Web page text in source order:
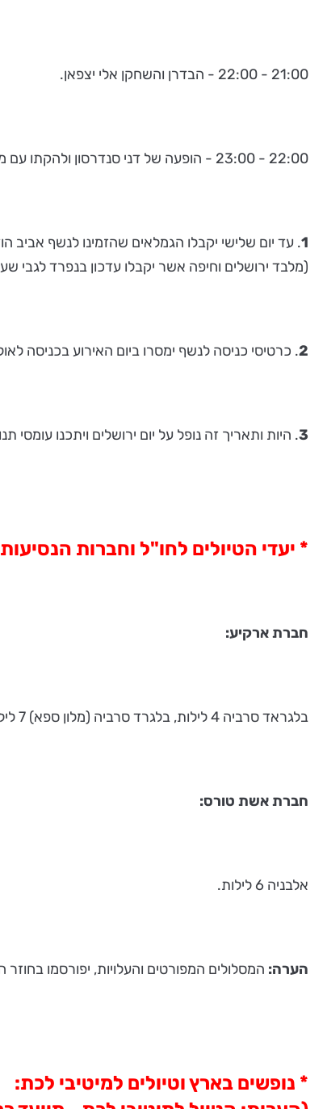
21:00 - 22:00 - הבדרן והשחקן אלי יצפאן.
22:00 - 23:00 - הופעה של דני סנדרסון ולהקתו עם מיטב להיטיו.
1
(מלבד ירושלים וחיפה אשר יקבלו עדכון בנפרד לגבי
2. כרטיסי כניסה לנשף ימסרו ביום האירוע בכניסה
3. היות ותאריך זה נופל על יום ירושלים ויתכנו
* יעדי הטיולים לחו"ל וחברות
חברת ארקיע:
בלגראד סרביה 4 לילות, בלגרד סרביה (מלון ספא) 7 לילות, סיציליה 4 לילות, רודוס 4 לילות, באקו אזרבייג'ן 4 לילות.
חברת אשת טורס:
אלבניה 6 לילות.
הערה: המסלולים המפורטים והעלויות, יפורסמו בחוזר
* נופשים בארץ וטיולים למיטיבי לכת: